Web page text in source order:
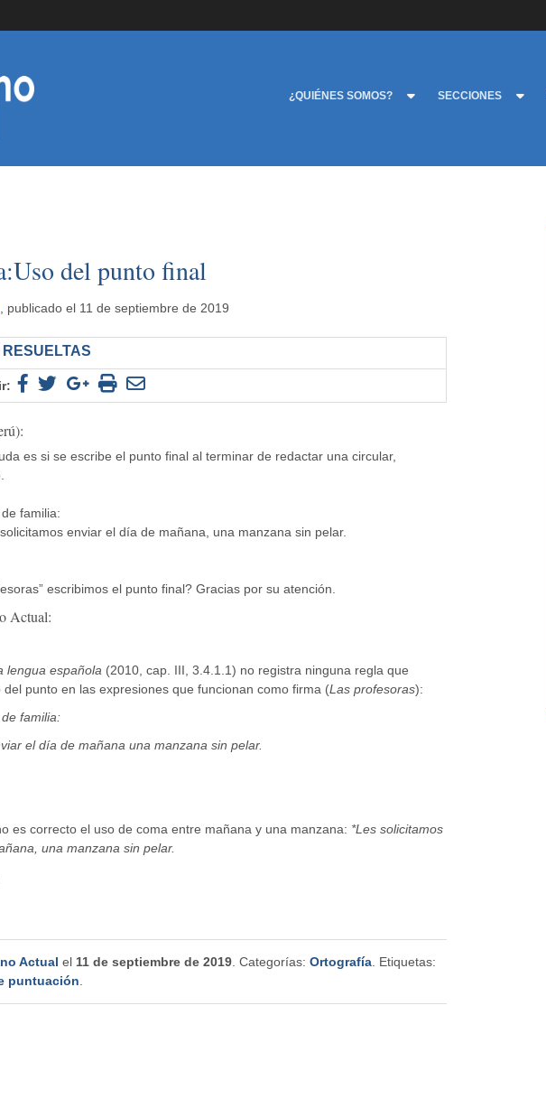
¿QUIÉNES SOMOS? SECCIONES
del punto final
, publicado el 11 de septiembre de 2019
es si se escribe el punto final al terminar de redactar una circular,
familia:
enviar el día de mañana, una manzana sin pelar.
escribimos el punto final? Gracias por su atención.
Actual:
lengua española (2010, cap. III, 3.4.1.1) no registra ninguna regla que
del punto en las expresiones que funcionan como firma (Las profesoras):
familia:
el día de mañana una manzana sin pelar.
es correcto el uso de coma entre mañana y una manzana: *Les solicitamos
una manzana sin pelar.
Actual el 11 de septiembre de 2019. Categorías: Ortografía. Etiquetas:
puntuación